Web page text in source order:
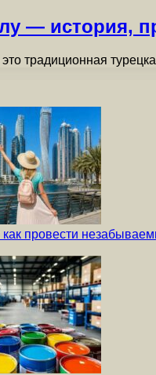
— история,
традиционная
провести